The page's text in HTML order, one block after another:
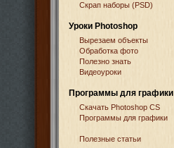
Скрап наборы (PSD)
Уроки Photoshop
Вырезаем объекты
Обработка фото
Полезно знать
Видеоуроки
Программы для графики
Cкачать Photoshop CS
Программы для графики
Полезные статьи